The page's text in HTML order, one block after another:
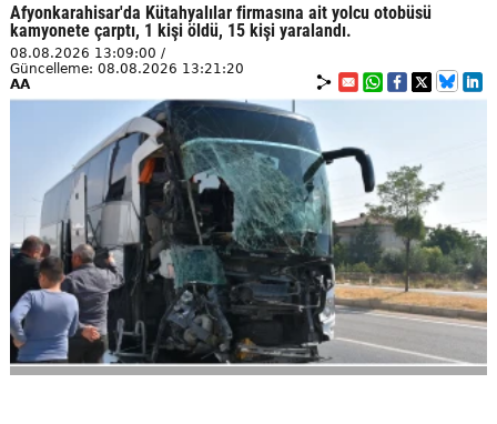
Afyonkarahisar'da Kütahyalılar firmasına ait yolcu otobüsü
kamyonete çarptı, 1 kişi öldü, 15 kişi yaralandı.
08.08.2026 13:09:00 /
Güncelleme: 08.08.2026 13:21:20
AA